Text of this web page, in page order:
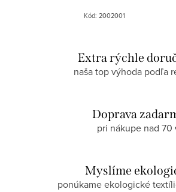
Kód: 2002001
Extra rýchle
naša top výhoda podľa
Doprava
pri nákupe nad 70
Myslíme
ponúkame ekologické